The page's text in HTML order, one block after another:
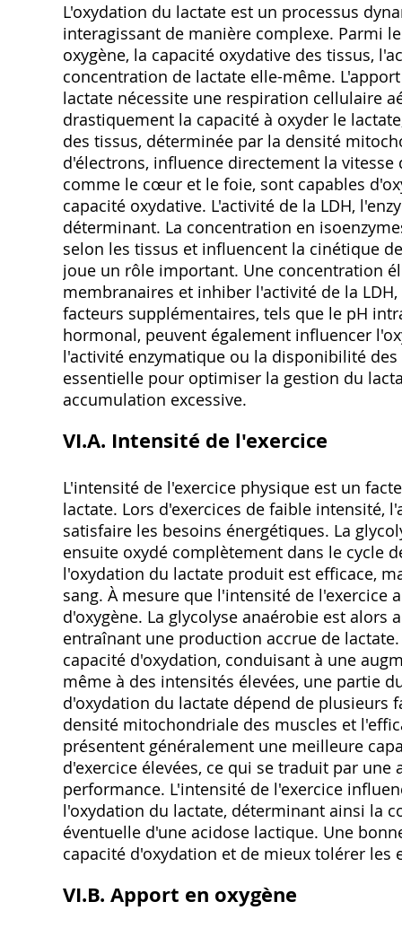
L'oxydation du lactate est un processus
interagissant de manière complexe. Parmi
oxygène, la capacité oxydative des tissus,
concentration de lactate elle-même.
lactate nécessite une respiration cellulaire
drastiquement la capacité à oxyder le
des tissus, déterminée par la densité
d'électrons, influence directement la
comme le cœur et le foie, sont capables
capacité oxydative. L'activité de la LDH,
déterminant. La concentration en
selon les tissus et influencent la cinétique
joue un rôle important. Une concentration
membranaires et inhiber l'activité de la
facteurs supplémentaires, tels que le pH
hormonal, peuvent également influencer
l'activité enzymatique ou la disponibilité
essentielle pour optimiser la gestion du
accumulation excessive.
VI.A. Intensité de l'exercice
L'intensité de l'exercice physique est un
lactate. Lors d'exercices de faible intensité,
satisfaire les besoins énergétiques. La
ensuite oxydé complètement dans le cycle
l'oxydation du lactate produit est efficace,
sang. À mesure que l'intensité de l'exercice
d'oxygène. La glycolyse anaérobie est
entraînant une production accrue de
capacité d'oxydation, conduisant à une
même à des intensités élevées, une partie
d'oxydation du lactate dépend de plusieurs
densité mitochondriale des muscles et
présentent généralement une meilleure
d'exercice élevées, ce qui se traduit par
performance. L'intensité de l'exercice
l'oxydation du lactate, déterminant ainsi la
éventuelle d'une acidose lactique. Une
capacité d'oxydation et de mieux tolérer les
VI.B. Apport en oxygène